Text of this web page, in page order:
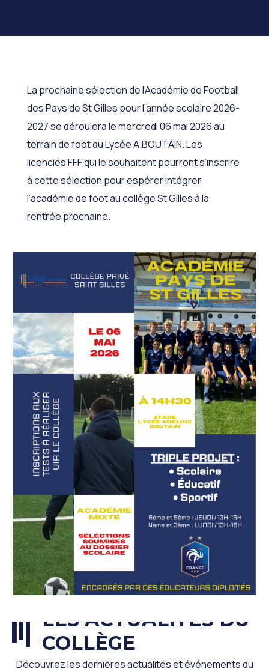
La prochaine sélection de l’Académie de Football
des Pays de St Gilles pour l’année scolaire 2026-
2027 se déroulera le mercredi 06 mai 2026 au
terrain de foot du Lycée A.BOUTAIN. Les
licenciés FFF qui le souhaitent pourront s’inscrire
à cette sélection pour espérer intégrer
l’académie de foot au collège St Gilles à la
rentrée prochaine.
LES ACTUALITÉS DU
COLLÈGE
Découvrez les dernières actualités et événements du